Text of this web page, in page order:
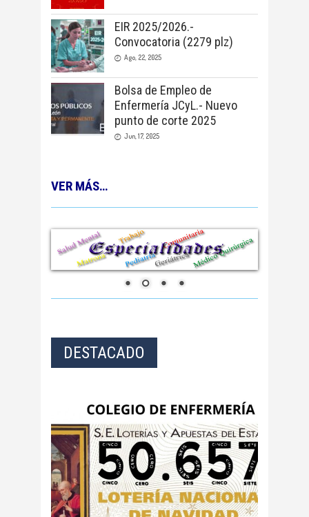
EIR 2025/2026.-
Convocatoria (2279 plz)
Ago, 22, 2025
Bolsa de Empleo de
Enfermería JCyL.- Nuevo
punto de corte 2025
Jun, 17, 2025
VER MÁS…
DESTACADO